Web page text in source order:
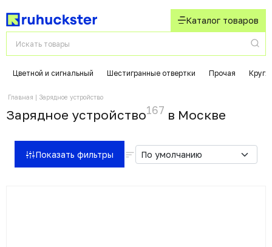
Каталог товаров
Цветной и сигнальный Шестигранные отвертки Прочая
Главная Зарядное устройство
Зарядное устройство167 в Москвe
Показать фильтры